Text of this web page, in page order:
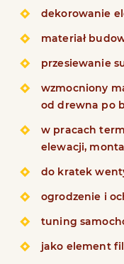
dekorowanie
materiał
przesiewanie
wzmocniony
od drewna po
w pracach
elewacji,
do kratek
ogrodzenie i
tuning
jako element